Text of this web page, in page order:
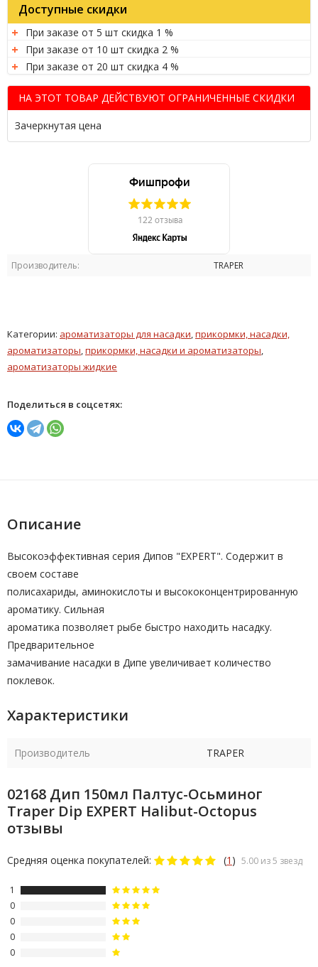
Производитель: TRAPER
Доступные скидки
При заказе от 5 шт скидка 1 %
При заказе от 10 шт скидка 2 %
При заказе от 20 шт скидка 4 %
НА ЭТОТ ТОВАР ДЕЙСТВУЮТ ОГРАНИЧЕННЫЕ СКИДКИ
Зачеркнутая цена
Категории: ароматизаторы для насадки прикормки, насадки,
ароматизаторы прикормки, насадки и ароматизаторы
ароматизаторы жидкие
Поделиться в соцсетях:
Описание
Высокоэффективная серия Дипов "EXPERT". Содержит в
своем составе
полисахариды, аминокислоты и высококонцентрированную
ароматику. Сильная
ароматика позволяет рыбе быстро находить насадку.
Предварительное
замачивание насадки в Дипе увеличивает количество
поклевок.
Характеристики
Производитель TRAPER
02168 Дип 150мл Палтус-Осьминог
Traper Dip EXPERT Halibut-Octopus
отзывы
Средняя оценка покупателей: (1 ) 5.00 из 5 звезд
1
0
0
0
0